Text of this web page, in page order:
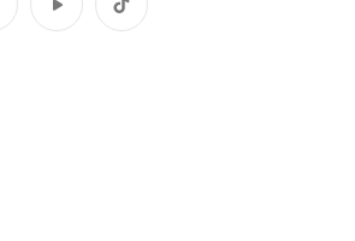
유
튜
틱
톡